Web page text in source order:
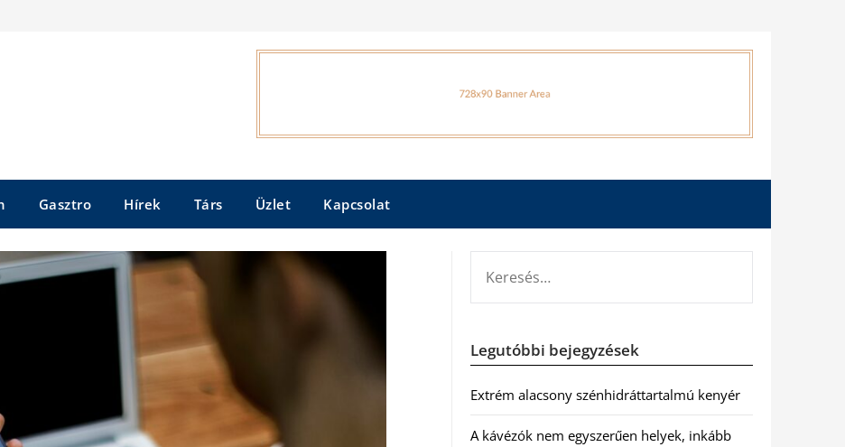
Gasztro Hírek Társ Üzlet Kapcsolat
Legutóbbi bejegyzések
Extrém alacsony szénhidráttartalmú kenyér
A kávézók nem egyszerűen helyek, inkább